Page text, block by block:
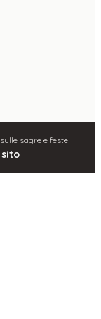
sagre e feste
sito